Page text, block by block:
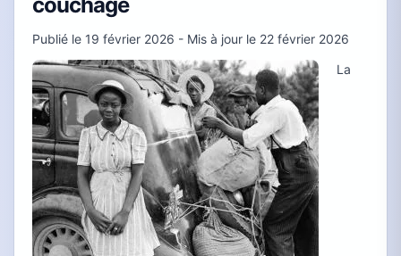
Publié le 19 février 2026 - Mis à jour le 22 février 2026
La